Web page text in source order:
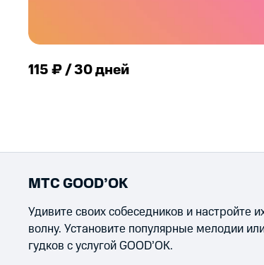
115 ₽ / 30 дней
МТС GOOD’OK
Удивите своих собеседников и настройте
волну. Установите популярные мелодии
гудков с услугой GOOD’OK.